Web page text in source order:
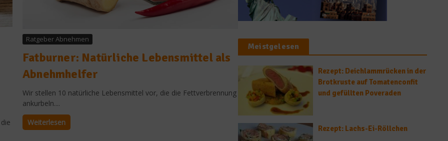
Ratgeber Abnehmen
Fatburner: Natürliche Lebensmittel als
Abnehmhelfer
Wir stellen 10 natürliche Lebensmittel vor, die die Fettverbrennung
ankurbeln....
Weiterlesen
Meistgelesen
Rezept: Deichlammrücken in der
Brotkruste auf Tomatenconfit
und gefüllten Poveraden
Rezept: Lachs-Ei-Röllchen